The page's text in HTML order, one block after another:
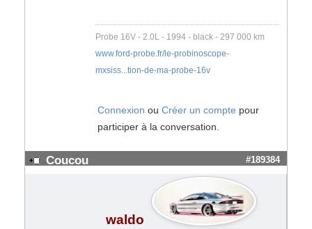
Probe 16V - 2.0L - 1994 - black - 297 000 km
www.ford-probe.fr/le-probinoscope-
mxsiss...tion-de-ma-probe-16v
Connexion ou Créer un compte pour
participer à la conversation.
Coucou #189384
waldo